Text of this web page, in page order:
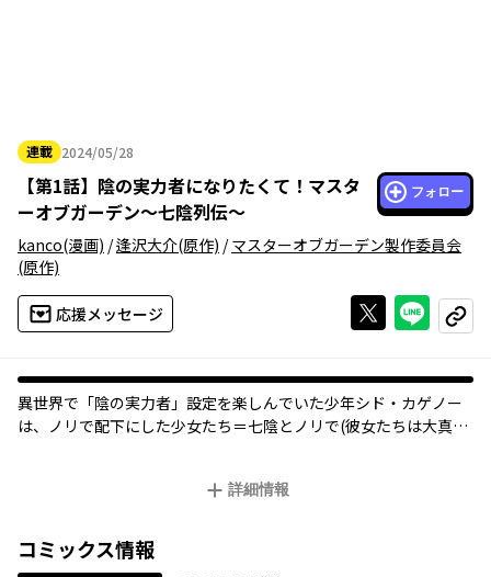
連載 2024/05/28
2024年05月28日
【第1話】 陰の実力者になりたくて！マスタ
ーオブガーデン～七陰列伝～
フォロー
kanco(漫画) /逢沢大介(原作) /マスターオブガーデン製作委員会
(原作)
応援メッセージ Xで投稿する
ライン
コピー
異世界で「陰の実力者」設定を楽しんでいた少年シド・カゲノー
は、ノリで配下にした少女たち＝七陰とノリで(彼女たちは大真面
詳細情報
コミックス情報